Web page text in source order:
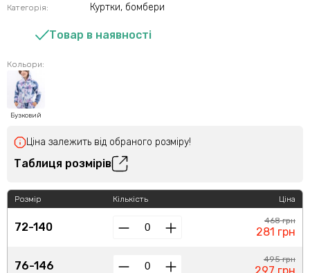
Категорія: Куртки, бомбери
Товар в наявності
Кольори:
Бузковий
Ціна залежить від обраного розміру!
Таблиця розмірів
Розмір
72-140
76-146
Кількість Ціна
468 грн
281 грн
495 грн